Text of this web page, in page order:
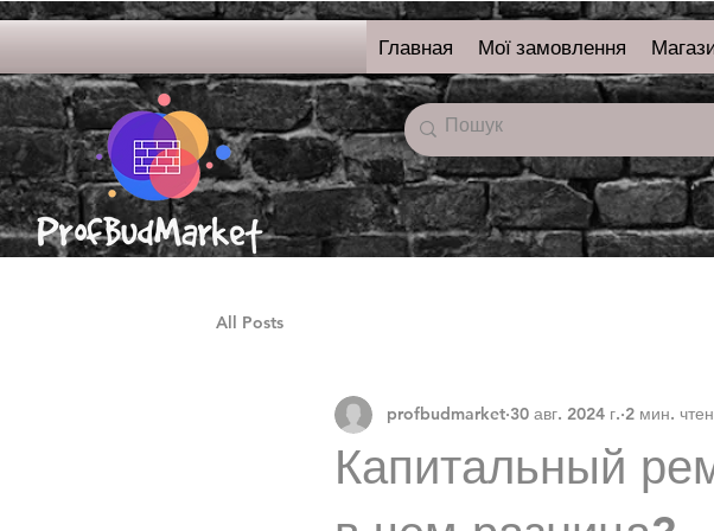
онлайн-магазин
строительных
материалов
Главная Мої замовлення
All Posts
Капитальный
profbudmarket 30 авг. 2024 г. 2 мин.